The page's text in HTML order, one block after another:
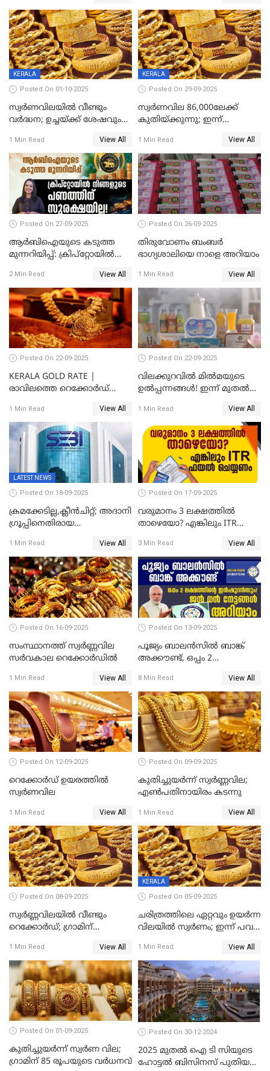
KERALA
Posted On 01-10-2025
സ്വർണവിലയിൽ വീണ്ടും
വർദ്ധന; ഉച്ചയ്ക്ക് ശേഷവും
കൂടിയത് പവന് 2,760 രൂപ
1 Min Read View All
KERALA
Posted On 29-09-2025
സ്വര്‍ണവില 86,000ലേക്ക്
കുതിയ്ക്കുന്നു; ഇന്ന്
1040 രൂപ
1 Min Read View All
Posted On 27-09-2025
ആർബിഐയുടെ കടുത്ത
മുന്നറിയിപ്പ്: ക്രിപ്റ്റോയിൽ
സുരക്ഷയില്ല!
2 Min Read View All
Posted On 26-09-2025
തിരുവോണം ബംബര്‍
ഭാഗ്യശാലിയെ നാളെ അറിയാം
1 Min Read View All
Posted On 22-09-2025
KERALA GOLD RATE |
രാവിലത്തെ റെക്കോർഡ്
തവണ കൂടി; പവൻ വില
83,000 ലേക്ക്
1 Min Read View All
Posted On 22-09-2025
വിലക്കുറവിൽ മിൽമയുടെ
ഉൽപ്പന്നങ്ങൾ! ഇന്ന് മുതൽ
ഉപഭോക്താക്കൾക്ക്
1 Min Read View All
LATEST NEWS
Posted On 18-09-2025
ക്രമക്കേടില്ല,ക്ലീൻചിറ്റ്; അദാനി
​ഗ്രൂപ്പിനെതിരായ
തള്ളി സെബി
1 Min Read View All
Posted On 17-09-2025
വരുമാനം 3 ലക്ഷത്തിൽ
താഴെയോ? എങ്കിലും ITR
3 Min Read View All
Posted On 16-09-2025
സംസ്ഥാനത്ത് സ്വര്‍ണ്ണവില
സർവകാല റെക്കോർഡിൽ
1 Min Read View All
Posted On 13-09-2025
പൂജ്യം ബാലൻസിൽ ബാങ്ക്
അക്കൗണ്ട്, ഒപ്പം 2
ജൻ ധൻ നേട്ടങ്ങൾ അറിയാം
8 Min Read View All
Posted On 12-09-2025
റെക്കോര്‍ഡ് ഉയരത്തിൽ
സ്വര്‍ണവില
1 Min Read View All
Posted On 09-09-2025
കുതിച്ചുയർന്ന് സ്വർണ്ണവില;
എണ്‍പതിനായിരം കടന്നു
1 Min Read View All
Posted On 08-09-2025
സ്വർണ്ണവിലയിൽ വീണ്ടും
റെക്കോർഡ്; ഗ്രാമിന്
രൂപ മാത്രം കുറവ്
1 Min Read View All
KERALA
Posted On 05-09-2025
ചരിത്രത്തിലെ ഏറ്റവും ഉയർന്ന
വിലയിൽ സ്വർണം; ഇന്ന് പവന്
1 Min Read View All
Posted On 01-09-2025
കുതിച്ചുയർന്ന് സ്വർണ വില;
ഗ്രാമിന് 85 രൂപയുടെ വർധനവ്
Posted On 30-12-2024
2025 മുതൽ ഐ ടി സിയുടെ
ഹോട്ടൽ ബിസിനസ് പുതിയ